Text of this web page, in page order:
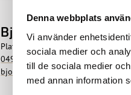
Denna webbplats
Vi använder
sociala medier och
till de sociala medier
med annan information
Björn Wallroth
Platsansvarig / Säljare
0494-153 02
bjorn.wallroth@skobes.se